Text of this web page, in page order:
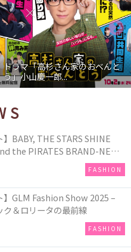
ドラマ「高杉さん家のおべんと
う」小山慶一郎...
】BABY, THE STARS SHINE
the PIRATES BRAND-NEW
FASHION
】GLM Fashion Show 2025 –
＆ロリータの最前線
FASHION